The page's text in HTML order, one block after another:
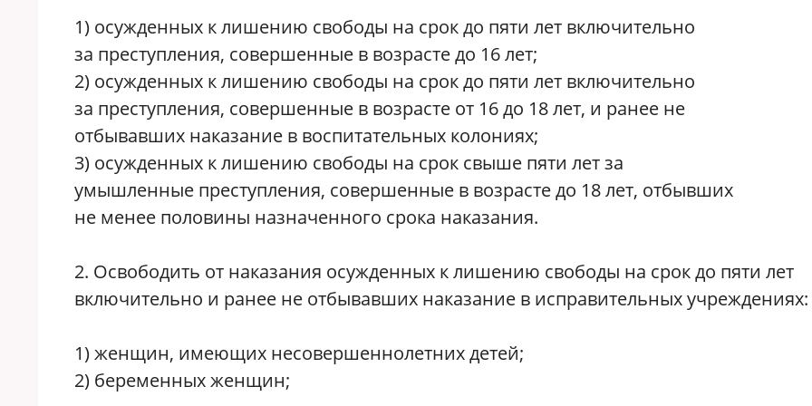
1) осужденных к лишению свободы на срок до пяти лет включительно
за преступления, совершенные в возрасте до 16 лет;
2) осужденных к лишению свободы на срок до пяти лет включительно
за преступления, совершенные в возрасте от 16 до 18 лет, и ранее не
отбывавших наказание в воспитательных колониях;
3) осужденных к лишению свободы на срок свыше пяти лет за
умышленные преступления, совершенные в возрасте до 18 лет, отбывших
не менее половины назначенного срока наказания.
2. Освободить от наказания осужденных к лишению свободы на срок до пяти лет
включительно и ранее не отбывавших наказание в исправительных учреждениях:
1) женщин, имеющих несовершеннолетних детей;
2) беременных женщин;